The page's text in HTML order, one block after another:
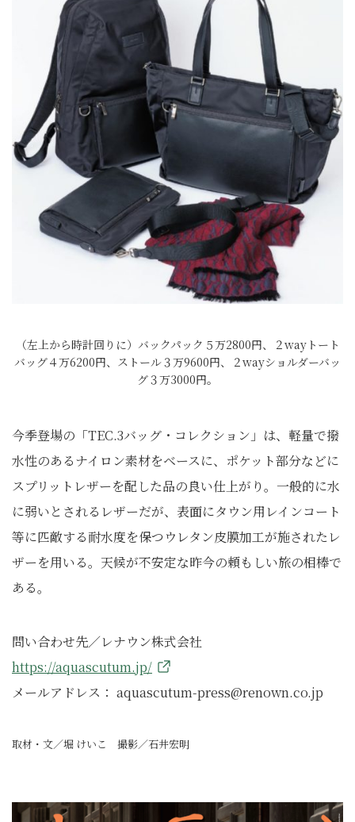
（左上から時計回りに）バックパック５万2800円、２wayトート
バッグ４万6200円、ストール３万9600円、２wayショルダーバッ
グ３万3000円。
今季登場の「TEC.3バッグ・コレクション」は、軽量で撥
水性のあるナイロン素材をベースに、ポケット部分などに
スプリットレザーを配した品の良い仕上がり。一般的に水
に弱いとされるレザーだが、表面にタウン用レインコート
等に匹敵する耐水度を保つウレタン皮膜加工が施されたレ
ザーを用いる。天候が不安定な昨今の頼もしい旅の相棒で
ある。
問い合わせ先／レナウン株式会社
https://aquascutum.jp/
メールアドレス： aquascutum-press@renown.co.jp
取材・文／堀 けいこ 撮影／石井宏明